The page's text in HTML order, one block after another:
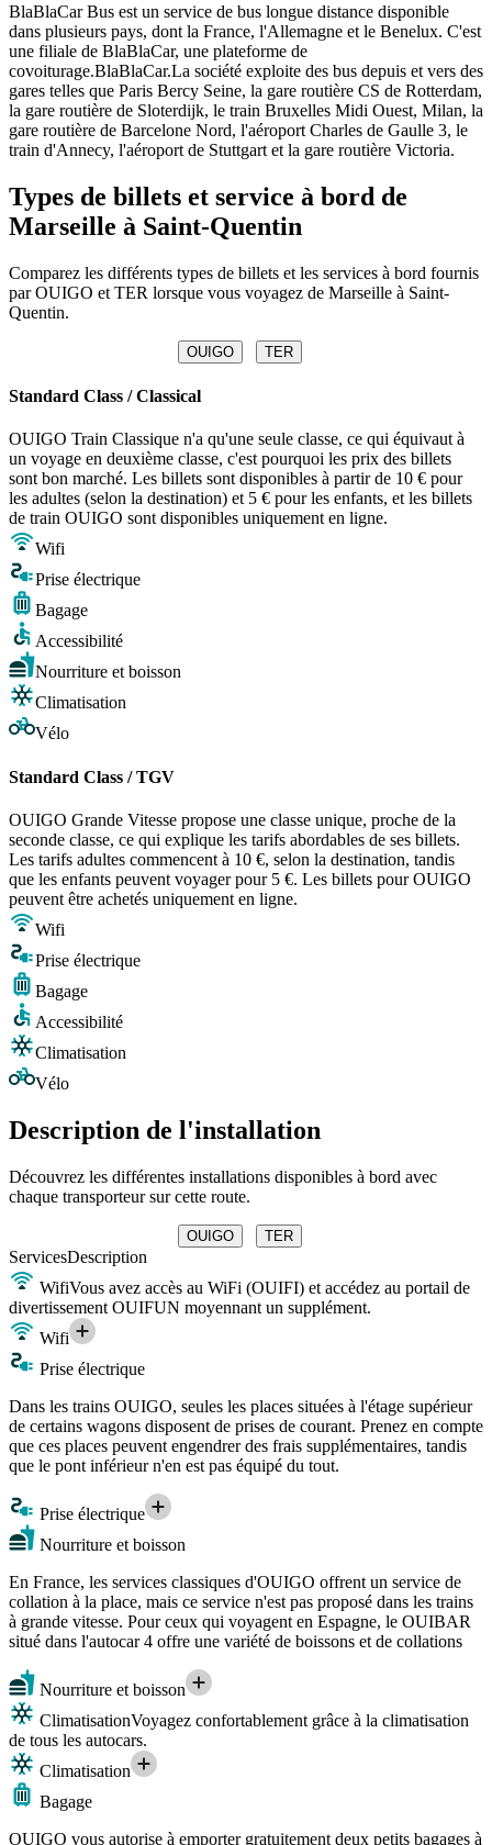
BlaBlaCar Bus est un service de bus longue distance disponible
dans plusieurs pays, dont la France, l'Allemagne et le Benelux. C'est
une filiale de BlaBlaCar, une plateforme de
covoiturage.BlaBlaCar.La société exploite des bus depuis et vers des
gares telles que Paris Bercy Seine, la gare routière CS de Rotterdam,
la gare routière de Sloterdijk, le train Bruxelles Midi Ouest, Milan, la
gare routière de Barcelone Nord, l'aéroport Charles de Gaulle 3, le
train d'Annecy, l'aéroport de Stuttgart et la gare routière Victoria.
Types de billets et service à bord de
Marseille à Saint-Quentin
Comparez les différents types de billets et les services à bord fournis
par OUIGO et TER lorsque vous voyagez de Marseille à Saint-
Quentin.
OUIGO TER
Standard Class / Classical
OUIGO Train Classique n'a qu'une seule classe, ce qui équivaut à
un voyage en deuxième classe, c'est pourquoi les prix des billets
sont bon marché. Les billets sont disponibles à partir de 10 € pour
les adultes (selon la destination) et 5 € pour les enfants, et les billets
de train OUIGO sont disponibles uniquement en ligne.
Wifi
Prise électrique
Bagage
Accessibilité
Nourriture et boisson
Climatisation
Vélo
Standard Class / TGV
OUIGO Grande Vitesse propose une classe unique, proche de la
seconde classe, ce qui explique les tarifs abordables de ses billets.
Les tarifs adultes commencent à 10 €, selon la destination, tandis
que les enfants peuvent voyager pour 5 €. Les billets pour OUIGO
peuvent être achetés uniquement en ligne.
Wifi
Prise électrique
Bagage
Accessibilité
Climatisation
Vélo
Description de l'installation
Découvrez les différentes installations disponibles à bord avec
chaque transporteur sur cette route.
OUIGO TER
ServicesDescription
WifiVous avez accès au WiFi (OUIFI) et accédez au portail de
divertissement OUIFUN moyennant un supplément.
Wifi
Prise électrique
Dans les trains OUIGO, seules les places situées à l'étage supérieur
de certains wagons disposent de prises de courant. Prenez en compte
que ces places peuvent engendrer des frais supplémentaires, tandis
que le pont inférieur n'en est pas équipé du tout.
Prise électrique
Nourriture et boisson
En France, les services classiques d'OUIGO offrent un service de
collation à la place, mais ce service n'est pas proposé dans les trains
à grande vitesse. Pour ceux qui voyagent en Espagne, le OUIBAR
situé dans l'autocar 4 offre une variété de boissons et de collations
Nourriture et boisson
ClimatisationVoyagez confortablement grâce à la climatisation
de tous les autocars.
Climatisation
Bagage
OUIGO vous autorise à emporter gratuitement deux petits bagages à